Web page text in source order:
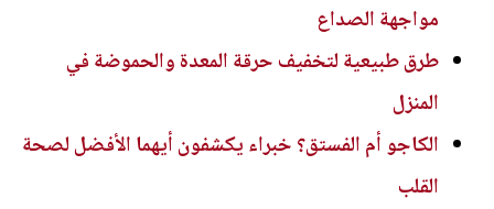
مواجهة الصداع
طرق طبيعية لتخفيف حرقة المعدة والحموضة في
المنزل
الكاجو أم الفستق؟ خبراء يكشفون أيهما الأفضل لصحة
القلب